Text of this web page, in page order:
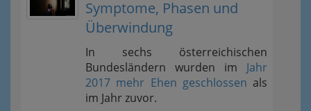
Symptome, Phasen und
Überwindung
In sechs österreichischen
Bundesländern wurden im Jahr
2017 mehr Ehen geschlossen als
im Jahr zuvor.